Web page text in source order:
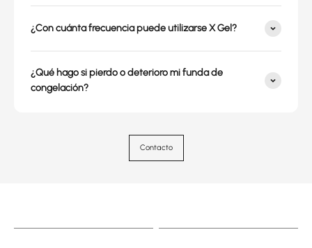
¿Con cuánta frecuencia puede utilizarse X Gel?
¿Qué hago si pierdo o deterioro mi funda de
congelación?
Contacto